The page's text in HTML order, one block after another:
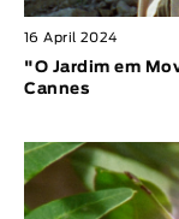
16 April 2024
"O Jardim em
Cannes